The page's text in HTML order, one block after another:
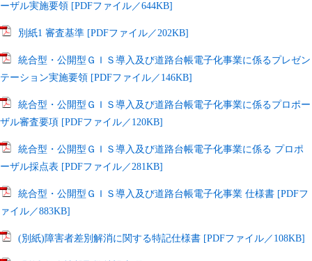
ーザル実施要領 [PDFファイル／644KB]
別紙1 審査基準 [PDFファイル／202KB]
統合型・公開型ＧＩＳ導入及び道路台帳電子化事業に係るプレゼン
テーション実施要領 [PDFファイル／146KB]
統合型・公開型ＧＩＳ導入及び道路台帳電子化事業に係るプロポー
ザル審査要項 [PDFファイル／120KB]
統合型・公開型ＧＩＳ導入及び道路台帳電子化事業に係る プロポ
ーザル採点表 [PDFファイル／281KB]
統合型・公開型ＧＩＳ導入及び道路台帳電子化事業 仕様書 [PDFフ
ァイル／883KB]
(別紙)障害者差別解消に関する特記仕様書 [PDFファイル／108KB]